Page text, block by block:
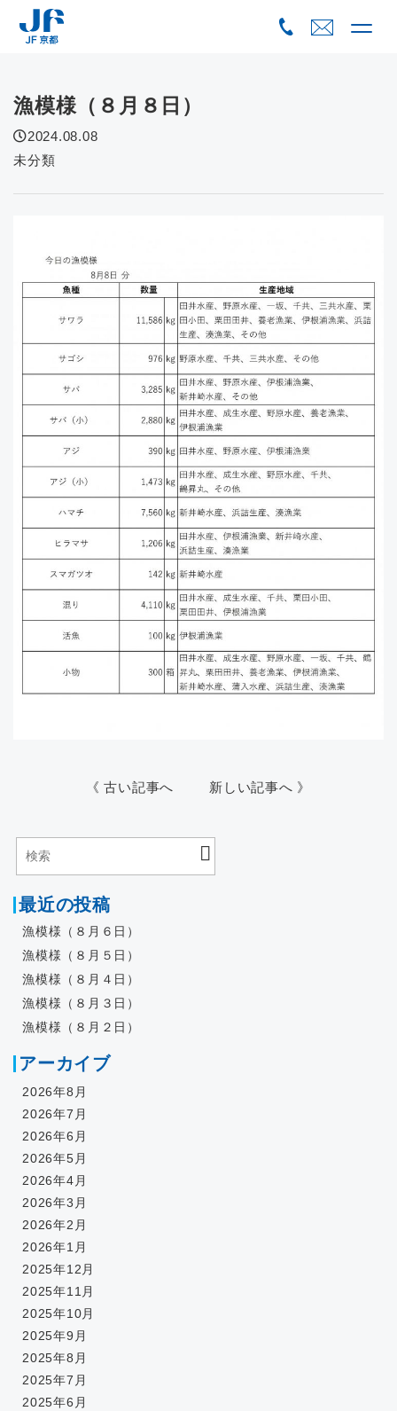
漁模様（８月８日）
2024.08.08
未分類
《 古い記事へ 新しい記事へ 》
最近の投稿
漁模様（８月６日）
漁模様（８月５日）
漁模様（８月４日）
漁模様（８月３日）
漁模様（８月２日）
アーカイブ
2026年8月
2026年7月
2026年6月
2026年5月
2026年4月
2026年3月
2026年2月
2026年1月
2025年12月
2025年11月
2025年10月
2025年9月
2025年8月
2025年7月
2025年6月